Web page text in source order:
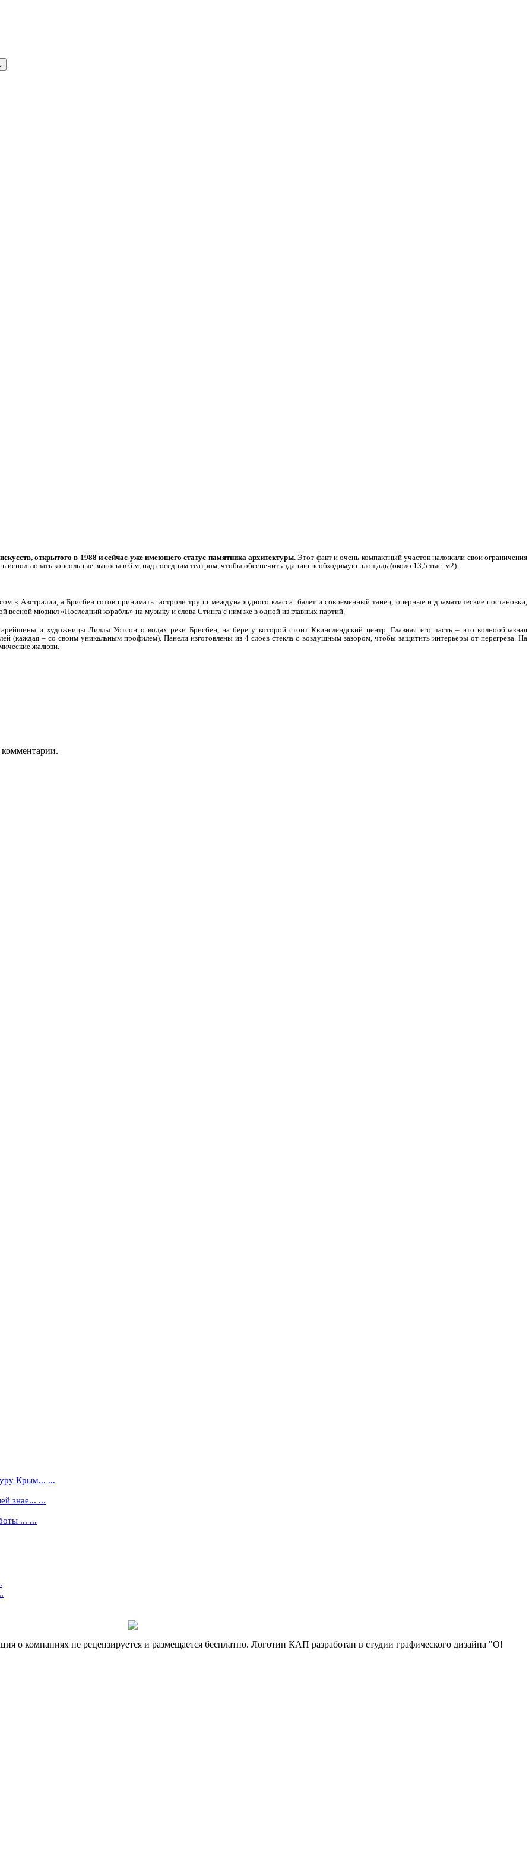
открытого в 1988 и сейчас уже имеющего статус памятника архитектуры. Этот факт и очень компактный участок наложили свои ограничения
использовать консольные выносы в 6 м, над соседним театром, чтобы обеспечить зданию необходимую площадь (около 13,5 тыс. м2).
в Австралии, а Брисбен готов принимать гастроли трупп международного класса: балет и современный танец, оперные и драматические постановки,
мюзикл «Последний корабль» на музыку и слова Стинга с ним же в одной из главных партий.
и художницы Лиллы Уотсон о водах реки Брисбен, на берегу которой стоит Квинслендский центр. Главная его часть – это волнообразная
(каждая – со своим уникальным профилем). Панели изготовлены из 4 слоев стекла с воздушным зазором, чтобы защитить интерьеры от перегрева. На
жалюзи.
комментарии.
Крым... ...
знае... ...
... ...
компаниях не рецензируется и размещается бесплатно. Логотип КАП разработан в студии графического дизайна "О!